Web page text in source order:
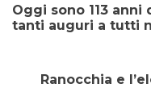
Oggi sono 113
tanti auguri a tutti
Ranocchia e